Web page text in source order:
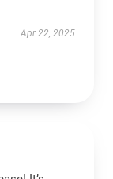
Apr 22, 2025